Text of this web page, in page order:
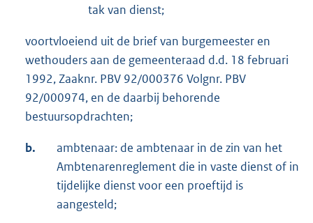
tak van dienst;
voortvloeiend uit de brief van burgemeester en
wethouders aan de gemeenteraad d.d. 18 februari
1992, Zaaknr. PBV 92/000376 Volgnr. PBV
92/000974, en de daarbij behorende
bestuursopdrachten;
b.
ambtenaar: de ambtenaar in de zin van het
Ambtenarenreglement die in vaste dienst of in
tijdelijke dienst voor een proeftijd is
aangesteld;